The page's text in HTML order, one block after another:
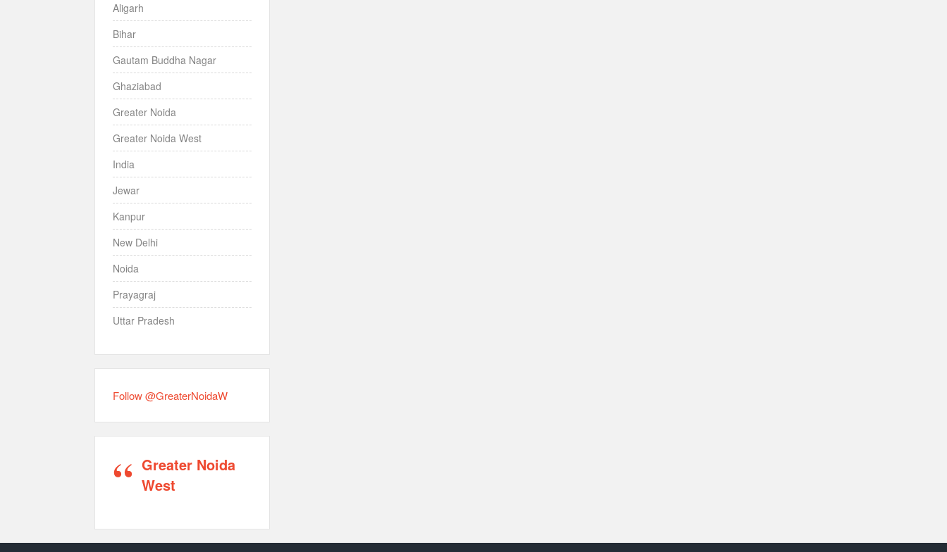
Aligarh
Bihar
Gautam Buddha Nagar
Ghaziabad
Greater Noida
Greater Noida West
India
Jewar
Kanpur
New Delhi
Noida
Prayagraj
Uttar Pradesh
Follow @GreaterNoidaW
Greater Noida
West